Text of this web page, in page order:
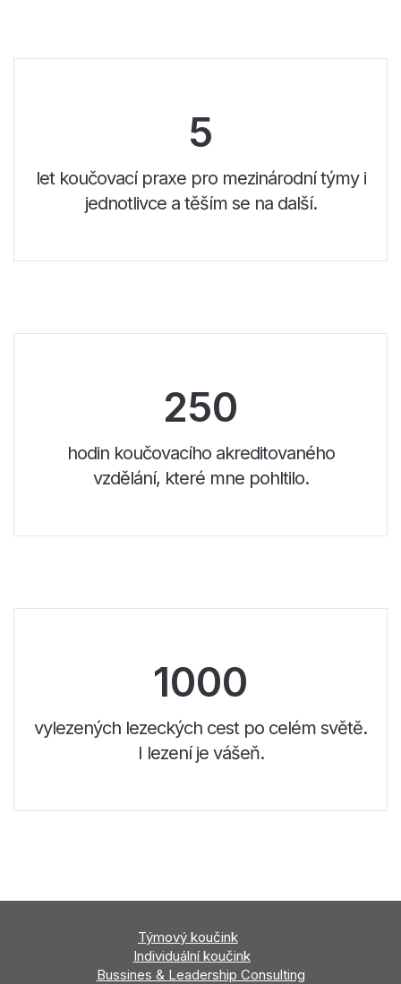
5
let koučovací praxe pro mezinárodní týmy i
jednotlivce a těším se na další.
250
hodin koučovacího akreditovaného
vzdělání, které mne pohltilo.
1000
vylezených lezeckých cest po celém světě.
I lezení je vášeň.
Týmový koučink
Individuální koučink
Bussines & Leadership Consulting